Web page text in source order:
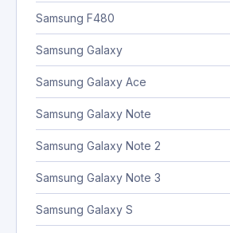
Samsung F480
Samsung Galaxy
Samsung Galaxy Ace
Samsung Galaxy Note
Samsung Galaxy Note 2
Samsung Galaxy Note 3
Samsung Galaxy S